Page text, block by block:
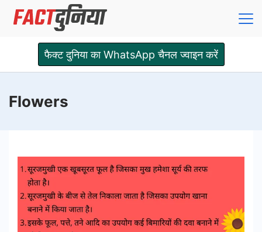
Skip
content
Fact
Dunia
फैक्ट दुनिया का WhatsApp चैनल ज्वाइन करें
Flowers